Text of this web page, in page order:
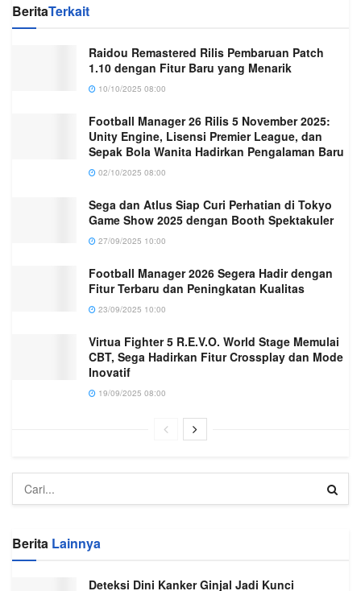
BeritaTerkait
Raidou Remastered Rilis Pembaruan Patch
1.10 dengan Fitur Baru yang Menarik
10/10/2025 08:00
Football Manager 26 Rilis 5 November 2025:
Unity Engine, Lisensi Premier League, dan
Sepak Bola Wanita Hadirkan Pengalaman Baru
02/10/2025 08:00
Sega dan Atlus Siap Curi Perhatian di Tokyo
Game Show 2025 dengan Booth Spektakuler
27/09/2025 10:00
Football Manager 2026 Segera Hadir dengan
Fitur Terbaru dan Peningkatan Kualitas
23/09/2025 10:00
Virtua Fighter 5 R.E.V.O. World Stage Memulai
CBT, Sega Hadirkan Fitur Crossplay dan Mode
Inovatif
19/09/2025 08:00
Berita Lainnya
Deteksi Dini Kanker Ginjal Jadi Kunci